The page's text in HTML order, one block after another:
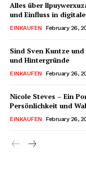
Alles über
und Einfluss in
EINKAUFEN February 26,
Sind Sven Kuntze
und Hintergründe
EINKAUFEN February 26,
Nicole Steves – Ein
Persönlichkeit und
EINKAUFEN February 26,